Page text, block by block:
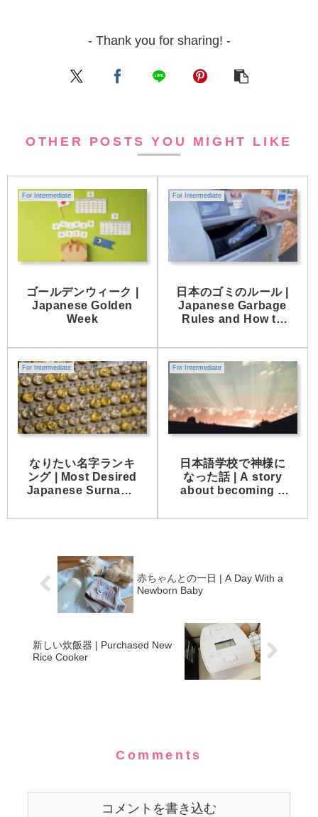
- Thank you for sharing! -
OTHER POSTS YOU MIGHT LIKE
For Intermediate
ゴールデンウィーク |
Japanese Golden
Week
For Intermediate
日本のゴミのルール |
Japanese Garbage
Rules and How to
For Intermediate
なりたい名字ランキ
ング | Most Desired
Japanese Surname
For Intermediate
日本語学校で神様に
なった話 | A story
about becoming a
language school
赤ちゃんとの一日 | A Day With a
Newborn Baby
新しい炊飯器 | Purchased New
Rice Cooker
Comments
コメントを書き込む